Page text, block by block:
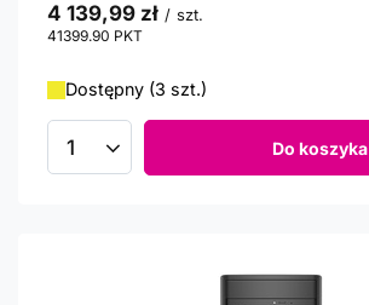
4 139,99 zł / szt.
41399.90 PKT
Dostępny (3 szt.)
Ilość produktów Do koszyka